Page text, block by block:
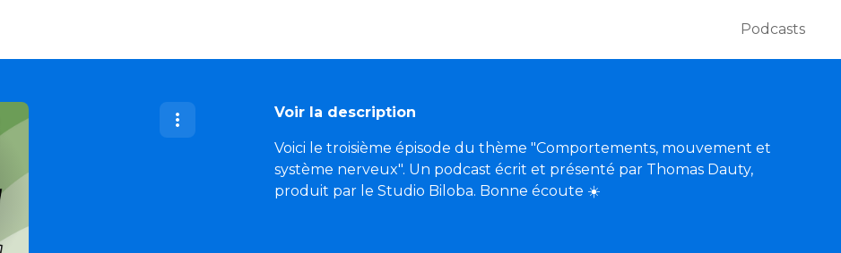
Podcasts
Voir la description
Voici le troisième épisode du thème "Comportements, mouvement et
système nerveux". Un podcast écrit et présenté par Thomas Dauty,
produit par le Studio Biloba. Bonne écoute ☀️